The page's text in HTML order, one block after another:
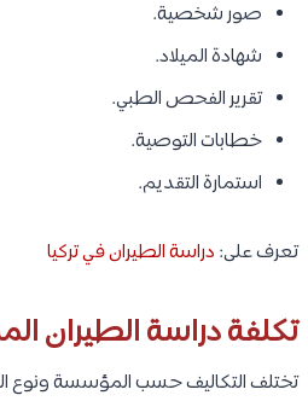
صور شخصية.
شهادة الميلاد.
تقرير الفحص الطبي.
خطابات التوصية.
استمارة التقديم.
تعرف على: دراسة الطيران في تركيا
تكلفة دراسة الطيران
تختلف التكاليف حسب المؤسسة ونوع